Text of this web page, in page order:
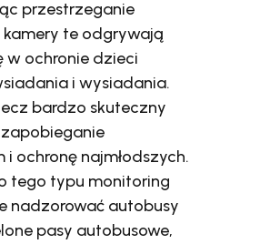
przestrzeganie
kamery te odgrywają
w ochronie dzieci
i wysiadania.
bardzo skuteczny
ochronę najmłodszych.
tego typu monitoring
nadzorować autobusy
pasy autobusowe,